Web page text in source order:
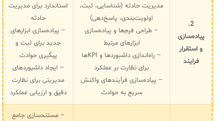
2.
پیاده‌سازی
و استقرار
فرایند
مدیریت حادثه (شناسایی، ثبت،
اولویت‌بندی، پاسخ‌دهی)
– طراحی فرم‌ها و پیاده‌سازی
ابزارهای مرتبط
– راه‌اندازی داشبوردها و KPIها
برای نظارت بر عملکرد
– پیاده‌سازی فرآیندهای واکنش
سریع به حوادث
استاندارد برای مدیریت
حادثه
– پیاده‌سازی ابزارهای
جدید برای ثبت و
پیگیری حوادث
– ایجاد داشبوردهای
مدیریتی برای نظارت
دقیق و ارزیابی عملکرد
– مستندسازی جامع